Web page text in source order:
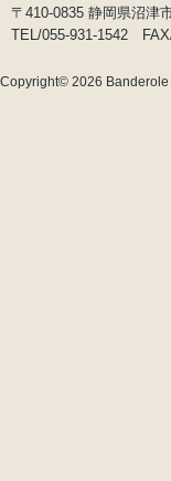
〒410-0835 静岡県沼津
TEL/055-931-1542
Copyright© 2026